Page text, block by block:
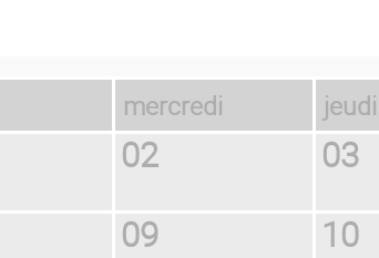
mercredi jeudi
02 03
09 10